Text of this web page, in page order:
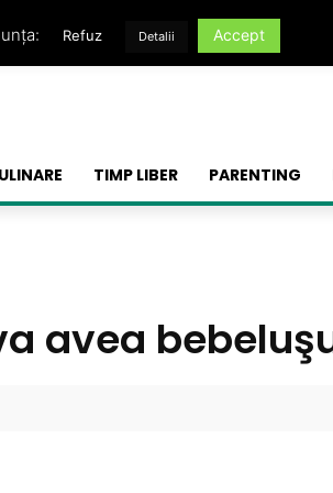
TIMP LIBER PARENTING
avea
Refuz Detalii Accept